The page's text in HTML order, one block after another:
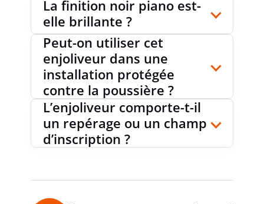
LARGEUR D'APPAREIL
HAUTEUR D'APPAREIL 45 mm
PRODUCT CARBON
La finition noir piano est-
elle brillante ?
Peut-on utiliser cet
enjoliveur dans une
installation protégée
contre la poussière ?
L’enjoliveur comporte-t-il
un repérage ou un champ
d’inscription ?